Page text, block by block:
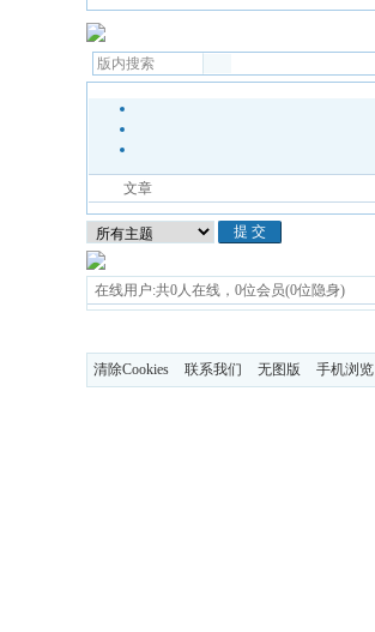
文章
在线用户:共0人在线，0位会员(0位隐身)
清除Cookies 联系我们 无图版 手机浏览